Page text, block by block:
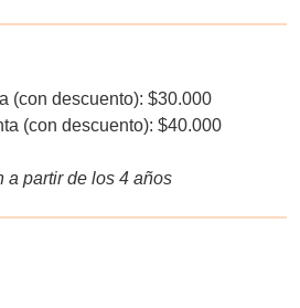
(con descuento): $30.000
(con descuento): $40.000
a partir de los 4 años